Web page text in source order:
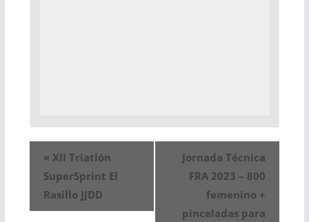
« XII Triatlón
SuperSprint El
Rasillo JJDD
Jornada Técnica
FRA 2023 – 800
femenino +
pinceladas para